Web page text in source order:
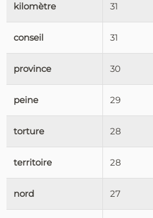
kilomètre 31
conseil 31
province 30
peine 29
torture 28
territoire 28
nord 27